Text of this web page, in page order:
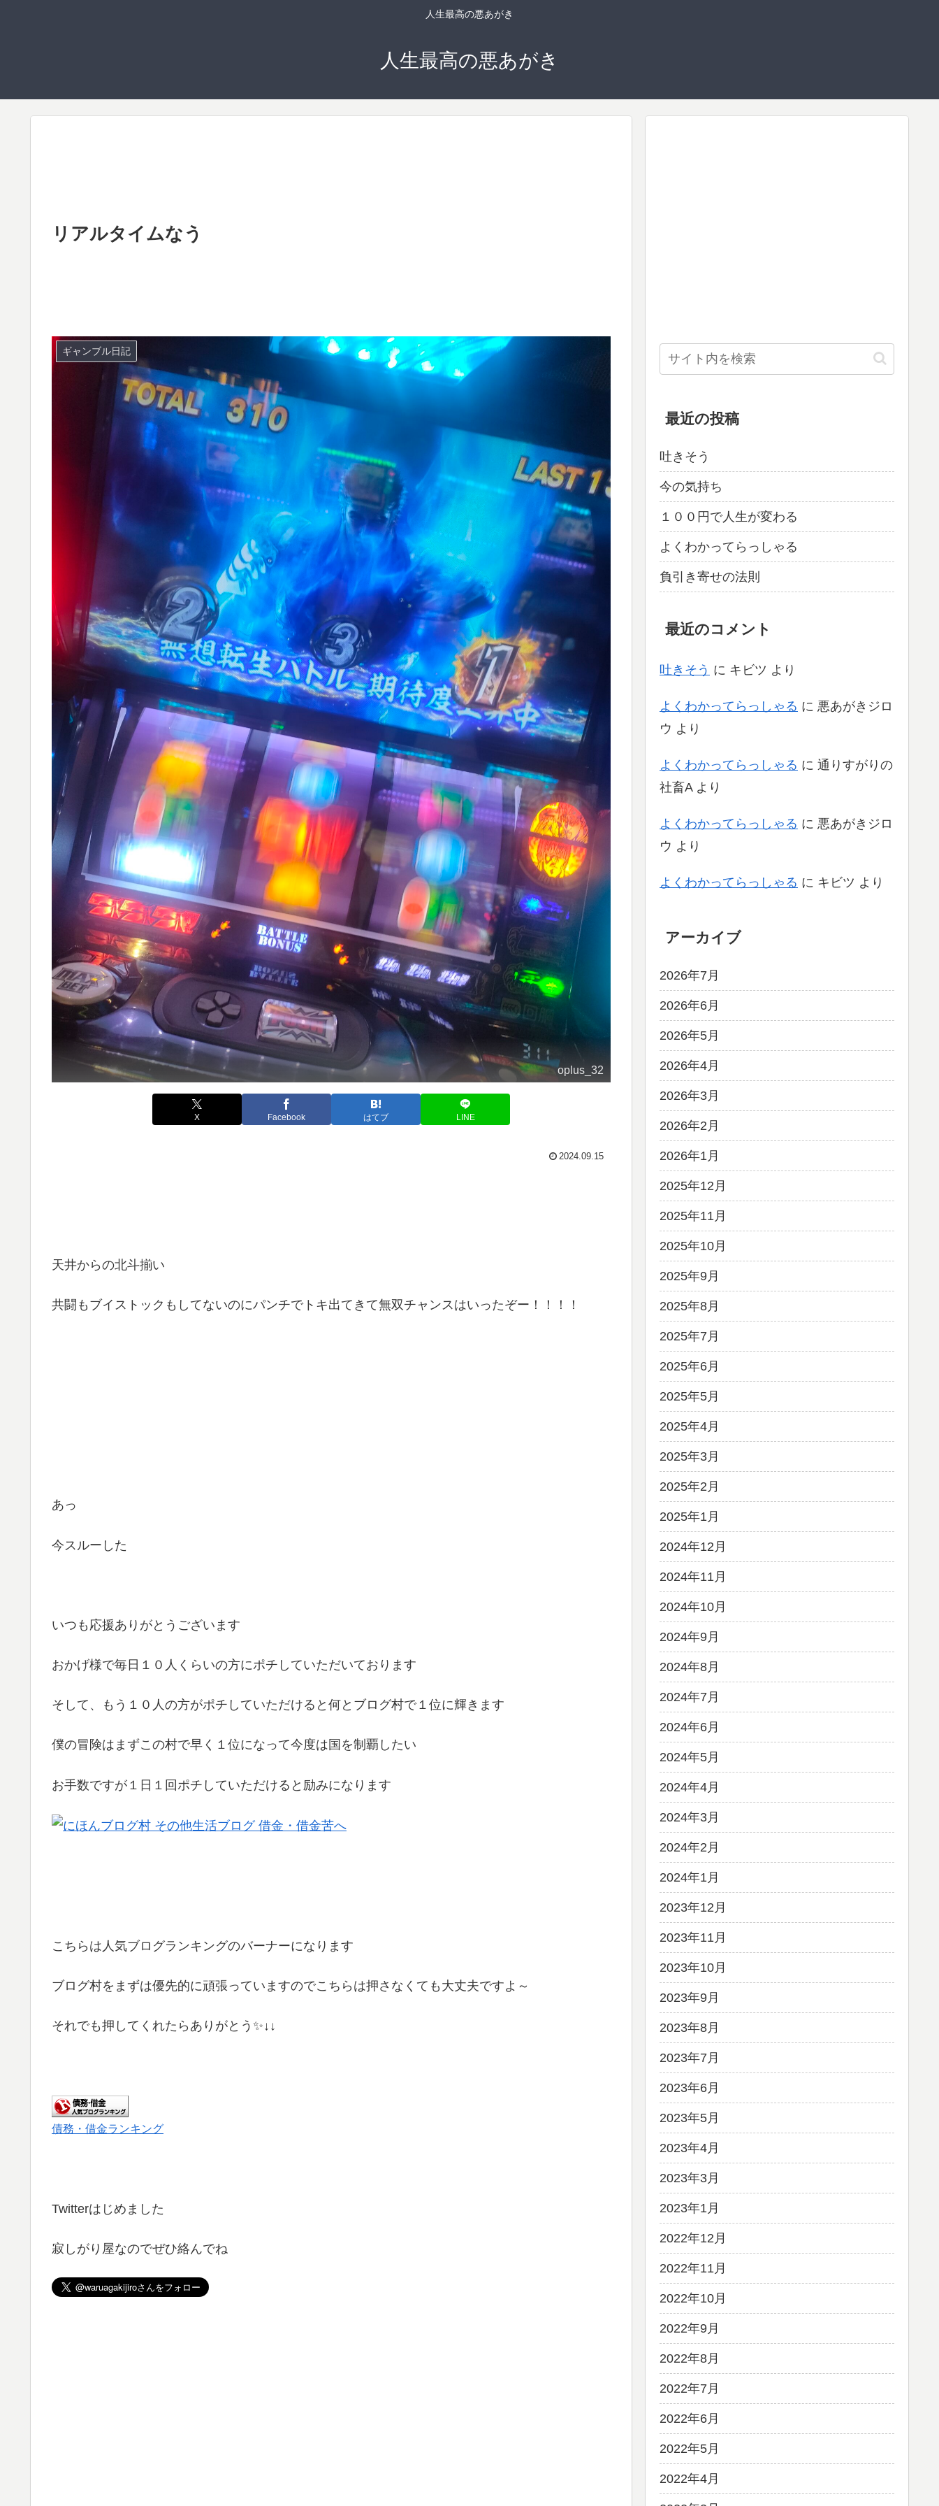
人生最高の悪あがき
人生最高の悪あがき
リアルタイムなう
ギャンブル日記
oplus_32
X Facebook はてブ LINE
2024.09.15
天井からの北斗揃い
共闘もブイストックもしてないのにパンチでトキ出てきて無双チャンスはいったぞー！！！！
あっ
今スルーした
いつも応援ありがとうございます
おかげ様で毎日１０人くらいの方にポチしていただいております
そして、もう１０人の方がポチしていただけると何とブログ村で１位に輝きます
僕の冒険はまずこの村で早く１位になって今度は国を制覇したい
お手数ですが１日１回ポチしていただけると励みになります
こちらは人気ブログランキングのバーナーになります
ブログ村をまずは優先的に頑張っていますのでこちらは押さなくても大丈夫ですよ～
それでも押してくれたらありがとう✨↓↓
債務・借金ランキング
Twitterはじめました
寂しがり屋なのでぜひ絡んでね
最近の投稿
吐きそう
今の気持ち
１００円で人生が変わる
よくわかってらっしゃる
負引き寄せの法則
最近のコメント
吐きそう に キビツ より
よくわかってらっしゃる に 悪あがきジロ
ウ より
よくわかってらっしゃる に 通りすがりの
社畜Aより
よくわかってらっしゃる に 悪あがきジロ
ウ より
よくわかってらっしゃる に キビツ より
アーカイブ
2026年7月
2026年6月
2026年5月
2026年4月
2026年3月
2026年2月
2026年1月
2025年12月
2025年11月
2025年10月
2025年9月
2025年8月
2025年7月
2025年6月
2025年5月
2025年4月
2025年3月
2025年2月
2025年1月
2024年12月
2024年11月
2024年10月
2024年9月
2024年8月
2024年7月
2024年6月
2024年5月
2024年4月
2024年3月
2024年2月
2024年1月
2023年12月
2023年11月
2023年10月
2023年9月
2023年8月
2023年7月
2023年6月
2023年5月
2023年4月
2023年3月
2023年1月
2022年12月
2022年11月
2022年10月
2022年9月
2022年8月
2022年7月
2022年6月
2022年5月
2022年4月